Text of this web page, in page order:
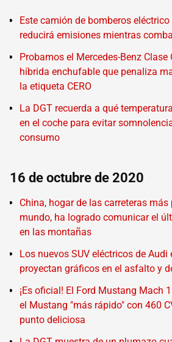
Este camión de bomberos
reducirá emisiones mientras
Probamos el Mercedes-Benz Clase
híbrida enchufable que penaliza
la etiqueta CERO
La DGT recuerda a qué
en el coche para evitar
consumo
16 de octubre de 2020
China, hogar de las carreteras más
mundo, ha logrado comunicar el
en las montañas
Los nuevos SUV eléctricos de
proyectan gráficos en el asfalto y
¡Es oficial! El Ford Mustang Mach
el Mustang "más rápido" con 460
punto deliciosa